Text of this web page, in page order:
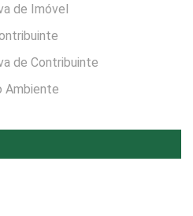
de Imóvel
de Contribuinte
Ambiente